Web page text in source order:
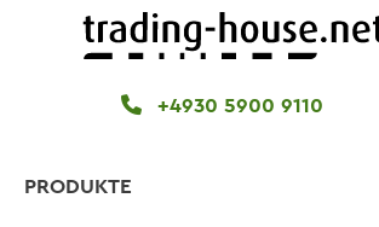
+4930 5900 9110
PRODUKTE